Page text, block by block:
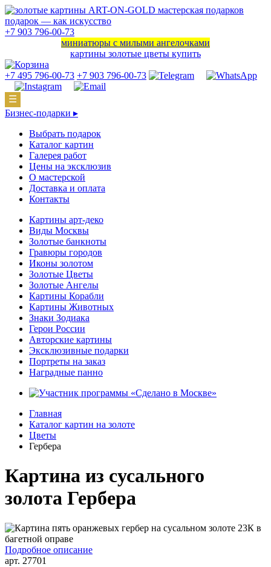
подарок — как искусство
+7 903 796-00-73
миниатюры с милыми ангелочками
картины золотые цветы купить
+7 495 796-00-73 +7 903 796-00-73
☰
Бизнес-подарки ▸
Выбрать подарок
Каталог картин
Галерея работ
Цены на эксклюзив
О мастерской
Доставка и оплата
Контакты
Картины арт-деко
Виды Москвы
Золотые банкноты
Гравюры городов
Иконы золотом
Золотые Цветы
Золотые Ангелы
Картины Корабли
Картины Животных
Знаки Зодиака
Герои России
Авторские картины
Эксклюзивные подарки
Портреты на заказ
Наградные панно
Главная
Каталог картин на золоте
Цветы
Гербера
Картина из сусального
золота Гербера
Подробное описание
арт. 27701